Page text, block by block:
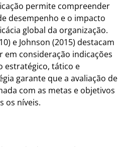
permite compreender
desempenho e o impacto
global da organização.
e Johnson (2015) destacam
em consideração indicações
estratégico, tático e
garante que a avaliação de
com as metas e objetivos
os níveis.